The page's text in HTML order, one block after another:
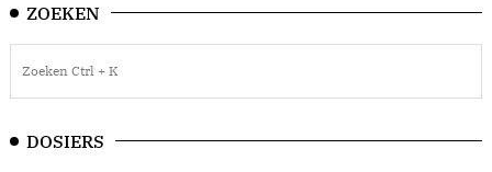
ZOEKEN
DOSIERS